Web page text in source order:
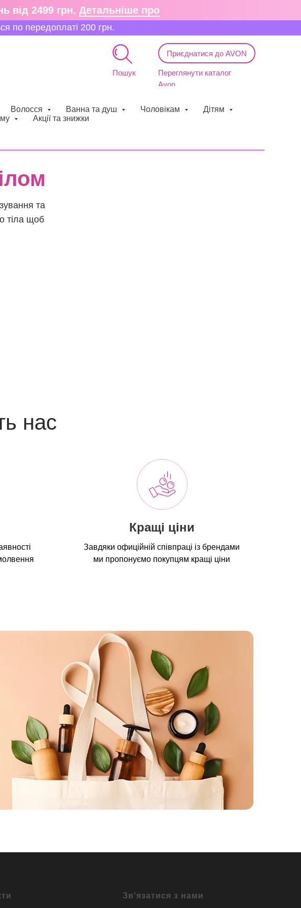
від 2499 грн. Детальніше про
по передоплаті 200 грн.
Приєднатися до AVON
Пошук
Переглянути каталог
Avon
Волосся Ванна та душ Чоловікам
Дітям
Акції та знижки
та
тіла щоб
Завдяки офиційній співпраці із брендами
ми пропонуємо покупцям кращі ціни
Кращі ціни
нас
Зв'язатися з нами